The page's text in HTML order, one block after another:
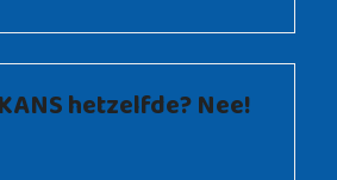
hetzelfde? Nee!